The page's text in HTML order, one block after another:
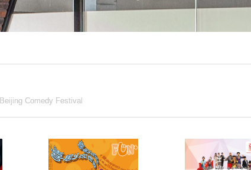
Beijing Comedy Festival
Beijing Comedy Festival